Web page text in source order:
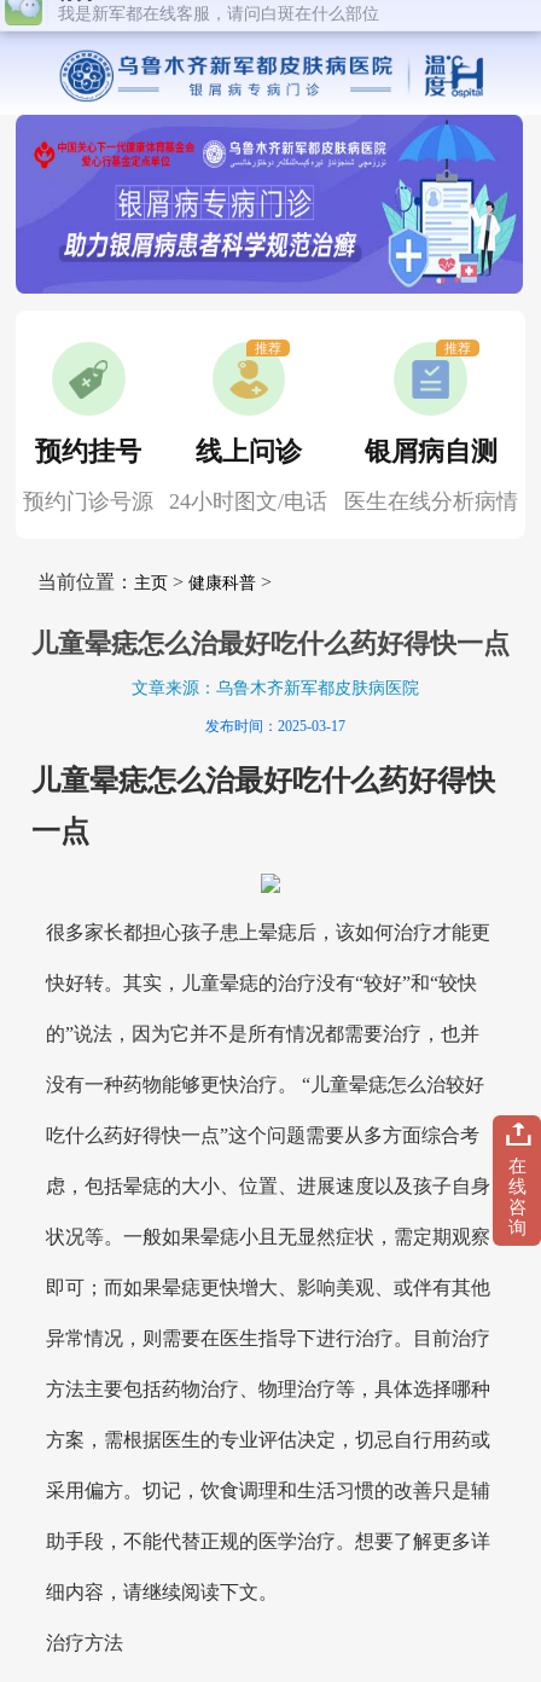
预约挂号
预约门诊号源
线上问诊
24小时图文/电话
推荐
银屑病自测
医生在线分析病情
推荐
当前位置： 主页> 健康科普>
儿童晕痣怎么治最好吃什么药好得快一点
文章来源：乌鲁木齐新军都皮肤病医院
发布时间：2025-03-17
儿童晕痣怎么治最好吃什么药好得快
一点
很多家长都担心孩子患上晕痣后，该如何治疗才能更
快好转。其实，儿童晕痣的治疗没有“较好”和“较快
的”说法，因为它并不是所有情况都需要治疗，也并
没有一种药物能够更快治疗。 “儿童晕痣怎么治较好
吃什么药好得快一点”这个问题需要从多方面综合考
虑，包括晕痣的大小、位置、进展速度以及孩子自身
状况等。一般如果晕痣小且无显然症状，需定期观察
即可；而如果晕痣更快增大、影响美观、或伴有其他
异常情况，则需要在医生指导下进行治疗。目前治疗
方法主要包括药物治疗、物理治疗等，具体选择哪种
方案，需根据医生的专业评估决定，切忌自行用药或
采用偏方。切记，饮食调理和生活习惯的改善只是辅
助手段，不能代替正规的医学治疗。想要了解更多详
细内容，请继续阅读下文。
治疗方法
在
线
咨
询